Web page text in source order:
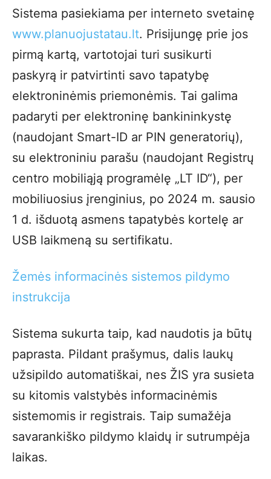
Sistema pasiekiama per interneto svetainę
www.planuojustatau.lt. Prisijungę prie jos
pirmą kartą, vartotojai turi susikurti
paskyrą ir patvirtinti savo tapatybę
elektroninėmis priemonėmis. Tai galima
padaryti per elektroninę bankininkystę
(naudojant Smart-ID ar PIN generatorių),
su elektroniniu parašu (naudojant Registrų
centro mobiliąją programėlę „LT ID“), per
mobiliuosius įrenginius, po 2024 m. sausio
1 d. išduotą asmens tapatybės kortelę ar
USB laikmeną su sertifikatu.
Žemės informacinės sistemos pildymo
instrukcija
Sistema sukurta taip, kad naudotis ja būtų
paprasta. Pildant prašymus, dalis laukų
užsipildo automatiškai, nes ŽIS yra susieta
su kitomis valstybės informacinėmis
sistemomis ir registrais. Taip sumažėja
savarankiško pildymo klaidų ir sutrumpėja
laikas.